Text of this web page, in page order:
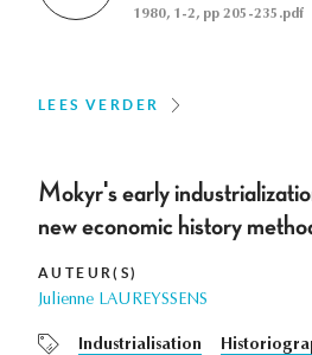
1980, 1-2, pp 205-235.pdf
LEES VERDER
Mokyr's early
new economic history
AUTEUR(S)
Julienne LAUREYSSENS
Industrialisation